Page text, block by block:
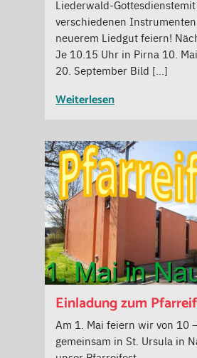
Liederwald-Gottesdienstemit
verschiedenen
neuerem Liedgut feiern!
Je 10.15 Uhr in Pirna 10.
20. September Bild […]
Weiterlesen
Einladung zum
Am 1. Mai feiern wir von 10
gemeinsam in St. Ursula in